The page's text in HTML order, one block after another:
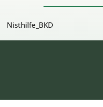
Nisthilfe_BKD